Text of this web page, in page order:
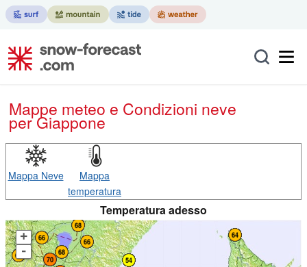
Mappe meteo e Condizioni neve
per Giappone
Mappa Neve
Mappa
temperatura
Temperatura adesso
+
-